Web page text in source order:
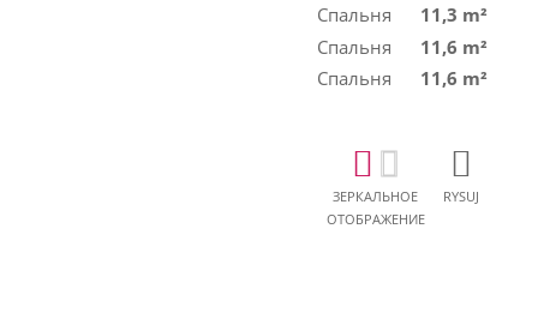
Спальня
11,3 m²
Спальня
11,6 m²
Спальня
11,6 m²
ЗЕРКАЛЬНОЕ
ОТОБРАЖЕНИЕ
RYSUJ